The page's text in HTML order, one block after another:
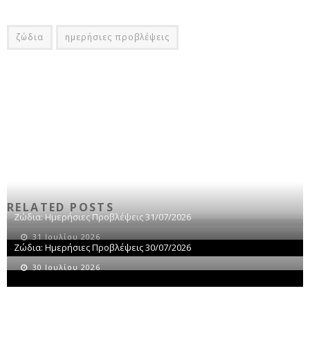
ζώδια ημερήσιες προβλέψεις
RELATED POSTS
Ζώδια: Ημερήσιες Προβλέψεις 31/07/2026
31 Ιουλίου 2026
Ζώδια: Ημερήσιες Προβλέψεις 30/07/2026
30 Ιουλίου 2026